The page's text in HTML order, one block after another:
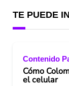
TE PUEDE
Contenido
Cómo
el celular